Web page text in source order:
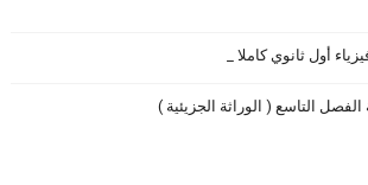
التاسع ( الوراثة الجزيئية )